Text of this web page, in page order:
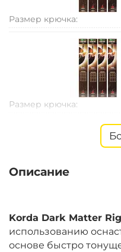
Размер крючка:
Размер крючка:
Описание
Korda Dark Matter Rig
использованию
основе быстро